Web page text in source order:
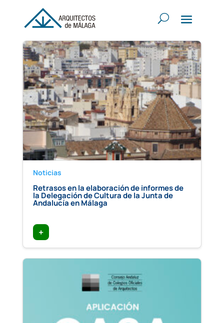
Noticias
Retrasos en la elaboración de informes de
la Delegación de Cultura de la Junta de
Andalucía en Málaga
+